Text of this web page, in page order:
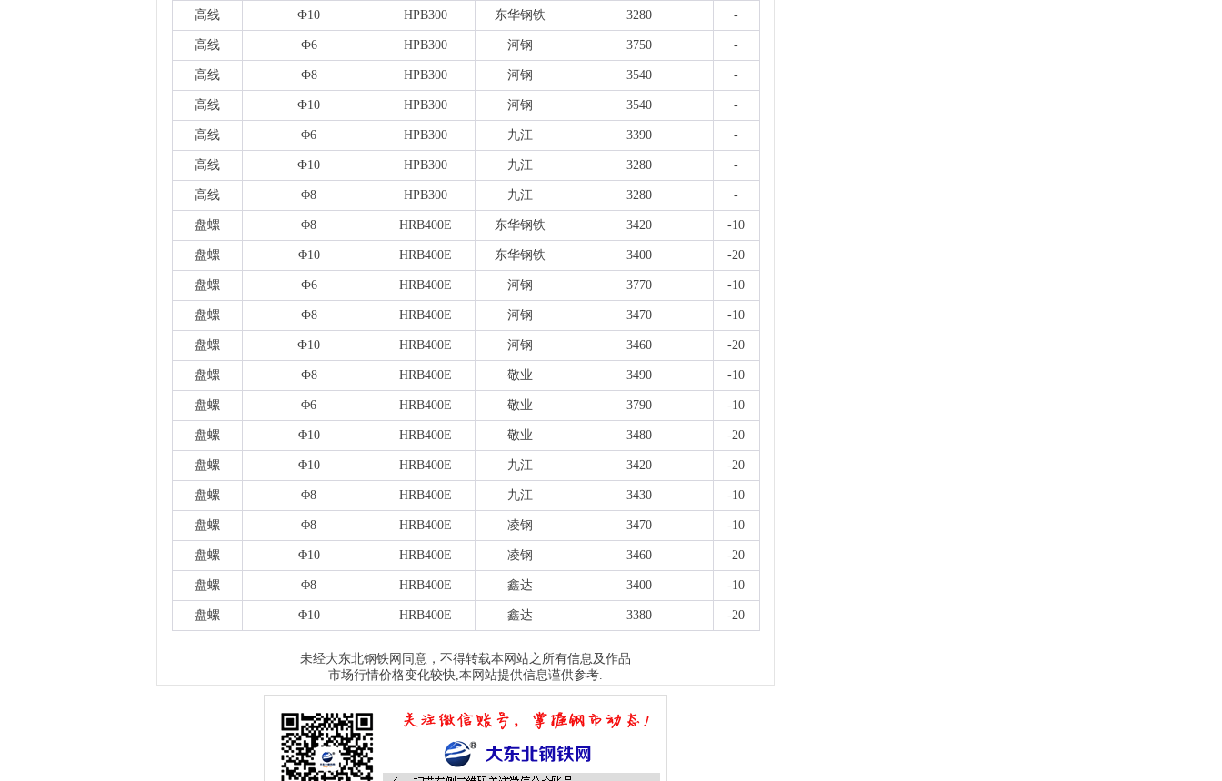
高线 Ф10 HPB300 东华钢铁 3280 -
高线 Ф6 HPB300 河钢 3750 -
高线 Ф8 HPB300 河钢 3540 -
高线 Ф10 HPB300 河钢 3540 -
高线 Φ6 HPB300 九江 3390 -
高线 Ф10 HPB300 九江 3280 -
高线 Φ8 HPB300 九江 3280 -
盘螺 Φ8 HRB400E 东华钢铁 3420 -10
盘螺 Φ10 HRB400E 东华钢铁 3400 -20
盘螺 Ф6 HRB400E 河钢 3770 -10
盘螺 Ф8 HRB400E 河钢 3470 -10
盘螺 Ф10 HRB400E 河钢 3460 -20
盘螺 Ф8 HRB400E 敬业 3490 -10
盘螺 Φ6 HRB400E 敬业 3790 -10
盘螺 Φ10 HRB400E 敬业 3480 -20
盘螺 Φ10 HRB400E 九江 3420 -20
盘螺 Φ8 HRB400E 九江 3430 -10
盘螺 Φ8 HRB400E 凌钢 3470 -10
盘螺 Φ10 HRB400E 凌钢 3460 -20
盘螺 Φ8 HRB400E 鑫达 3400 -10
盘螺 Φ10 HRB400E 鑫达 3380 -20
未经大东北钢铁网 同意，不得转载本网站之所有信息及作品
市场行情价格变化较快,本网站提供信息谨供参考.